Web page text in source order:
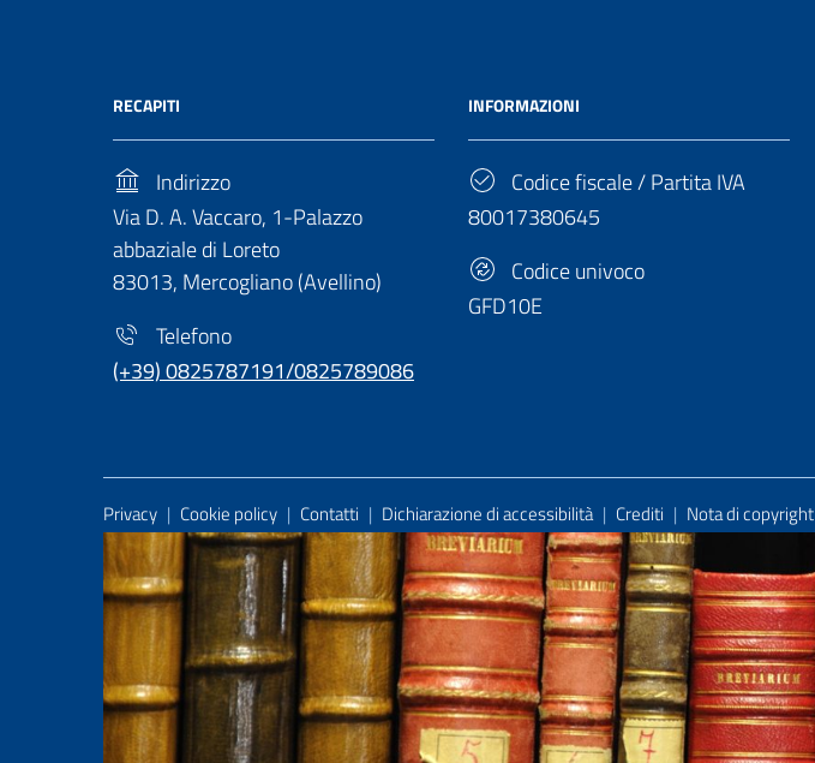
RECAPITI
Indirizzo
Via D. A. Vaccaro, 1-Palazzo
abbaziale di Loreto
83013, Mercogliano (Avellino)
Telefono
(+39) 0825787191/0825789086
INFORMAZIONI
Codice fiscale / Partita IVA
80017380645
Codice univoco
GFD10E
Useful Links Section
Privacy | Cookie policy | Contatti | Dichiarazione di accessibilità | Crediti | Nota di copyright